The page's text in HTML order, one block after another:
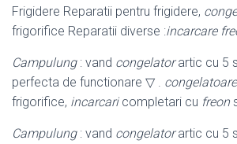
Frigidere Reparatii pentru frigidere,
frigorifice Reparatii diverse :incarcare
Campulung: vand congelatorartic cu 5
perfecta de functionare ▽ . congelatoare
frigorifice, incarcaricompletari cu freon
Campulung: vand congelatorartic cu 5